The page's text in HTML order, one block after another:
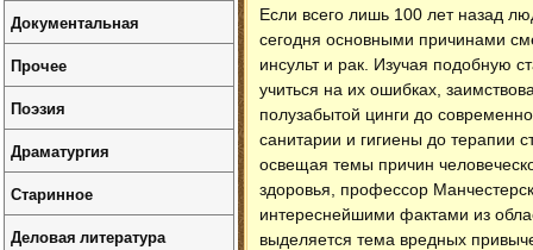
Если всего лишь 100 лет назад
сегодня основными причинами
инсульт и рак. Изучая подобную
учиться на их ошибках,
полузабытой цинги до
санитарии и гигиены до терапии
освещая темы причин
здоровья, профессор
интереснейшими фактами из
выделяется тема вредных
Документальная
Прочее
Поэзия
Драматургия
Старинное
Деловая литература